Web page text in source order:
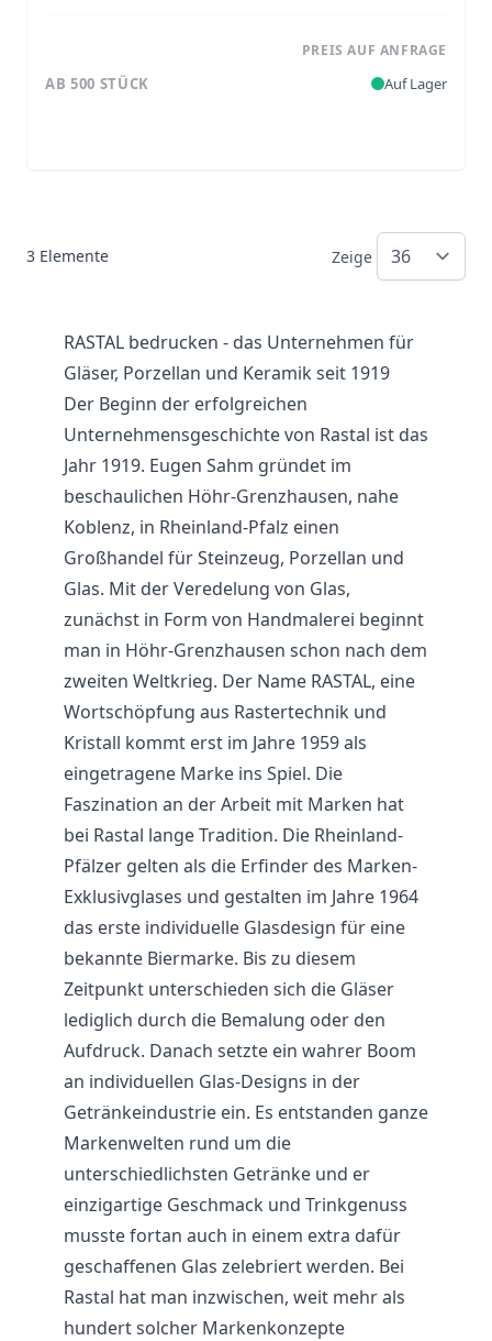
PREIS AUF ANFRAGE
AB 500 STÜCK Auf Lager
3 Elemente Zeige
RASTAL bedrucken - das Unternehmen für
Gläser, Porzellan und Keramik seit 1919
Der Beginn der erfolgreichen
Unternehmensgeschichte von Rastal ist das
Jahr 1919. Eugen Sahm gründet im
beschaulichen Höhr-Grenzhausen, nahe
Koblenz, in Rheinland-Pfalz einen
Großhandel für Steinzeug, Porzellan und
Glas. Mit der Veredelung von Glas,
zunächst in Form von Handmalerei beginnt
man in Höhr-Grenzhausen schon nach dem
zweiten Weltkrieg. Der Name RASTAL, eine
Wortschöpfung aus Rastertechnik und
Kristall kommt erst im Jahre 1959 als
eingetragene Marke ins Spiel. Die
Faszination an der Arbeit mit Marken hat
bei Rastal lange Tradition. Die Rheinland-
Pfälzer gelten als die Erfinder des Marken-
Exklusivglases und gestalten im Jahre 1964
das erste individuelle Glasdesign für eine
bekannte Biermarke. Bis zu diesem
Zeitpunkt unterschieden sich die Gläser
lediglich durch die Bemalung oder den
Aufdruck. Danach setzte ein wahrer Boom
an individuellen Glas-Designs in der
Getränkeindustrie ein. Es entstanden ganze
Markenwelten rund um die
unterschiedlichsten Getränke und er
einzigartige Geschmack und Trinkgenuss
musste fortan auch in einem extra dafür
geschaffenen Glas zelebriert werden. Bei
Rastal hat man inzwischen, weit mehr als
hundert solcher Markenkonzepte